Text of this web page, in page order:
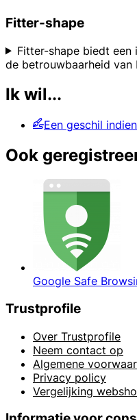
Fitter-shape
Fitter-shape biedt
de betrouwbaarheid
Ik wil...
Een geschil
Ook
Google Safe
Trustprofile
Over Trustprofile
Neem contact op
Algemene
Privacy policy
Vergelijking